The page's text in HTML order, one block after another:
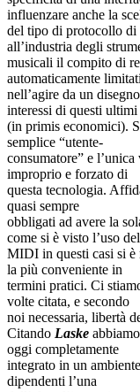
influenzare anche la
del tipo di protocollo di
all’industria degli
musicali il compito di
automaticamente limitati
nell’agire da un
interessi di questi ultimi
(in primis economici).
semplice “utente-
consumatore” e
improprio e forzato di
questa tecnologia.
quasi sempre
obbligati ad avere la
come si è visto l’uso del
MIDI in questi casi si è
la più conveniente in
termini pratici. Ci
volte citata, e secondo
noi necessaria, libertà
Citando Laske
oggi completamente
integrato in un
dipendenti l’una